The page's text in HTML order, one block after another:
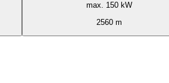
max. 150 kW
2560 m